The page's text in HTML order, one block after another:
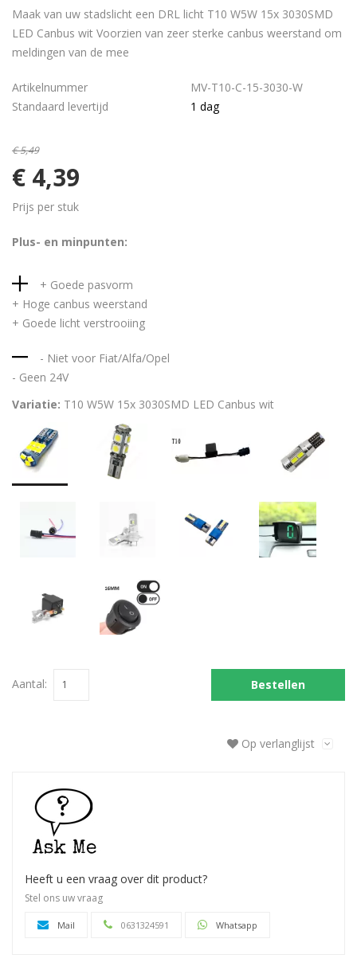
Maak van uw stadslicht een DRL licht T10 W5W 15x 3030SMD
LED Canbus wit Voorzien van zeer sterke canbus weerstand om
meldingen van de mee
Artikelnummer
MV-T10-C-15-3030-W
Standaard levertijd
1 dag
€ 5,49
€ 4,39
Prijs per stuk
Plus- en minpunten:
+ Goede pasvorm
+ Hoge canbus weerstand
+ Goede licht verstrooiing
- Niet voor Fiat/Alfa/Opel
- Geen 24V
Variatie: T10 W5W 15x 3030SMD LED Canbus wit
Aantal: Bestellen
Op verlanglijst
Heeft u een vraag over dit product?
Stel ons uw vraag
Mail 0631324591 Whatsapp